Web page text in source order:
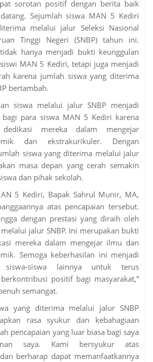
sorotan positif dengan berita baik
Sejumlah siswa MAN 5 Kediri
melalui jalur Seleksi Nasional
Tinggi Negeri (SNBP) tahun ini.
hanya menjadi bukti keunggulan
MAN 5 Kediri, tetapi juga menjadi
karena jumlah siswa yang diterima
bertambah.
siswa melalui jalur SNBP menjadi
para siswa MAN 5 Kediri karena
dedikasi mereka dalam mengejar
dan ekstrakurikuler. Dengan
siswa yang diterima melalui jalur
masa depan yang cerah semakin
dan pihak sekolah.
5 Kediri, Bapak Sahrul Munir, MA,
atas pencapaian tersebut.
dengan prestasi yang diraih oleh
jalur SNBP. Ini merupakan bukti
mereka dalam mengejar ilmu dan
Semoga keberhasilan ini menjadi
siswa lainnya untuk terus
positif bagi masyarakat,”
semangat.
yang diterima melalui jalur SNBP
rasa syukur dan kebahagiaan
pencapaian yang luar biasa bagi saya
saya. Kami bersyukur atas
berharap dapat memanfaatkannya